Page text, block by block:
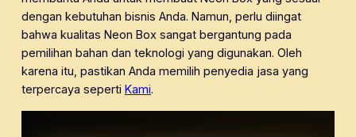
dengan kebutuhan bisnis Anda. Namun, perlu diingat
bahwa kualitas Neon Box sangat bergantung pada
pemilihan bahan dan teknologi yang digunakan. Oleh
karena itu, pastikan Anda memilih penyedia jasa yang
terpercaya seperti Kami.